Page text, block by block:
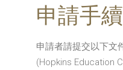
申請手續
申請者請提交以下文
(Hopkins Education